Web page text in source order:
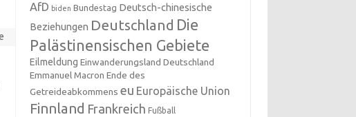
AfD biden Bundestag Deutsch-chinesische
Beziehungen Deutschland Die
Palästinensischen Gebiete
Eilmeldung Einwanderungsland Deutschland
Emmanuel Macron Ende des
Getreideabkommens eu Europäische Union
Finnland Frankreich Fußball